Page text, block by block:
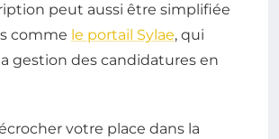
peut aussi être simplifiée
comme le portail Sylae, qui
gestion des candidatures en
votre place dans la